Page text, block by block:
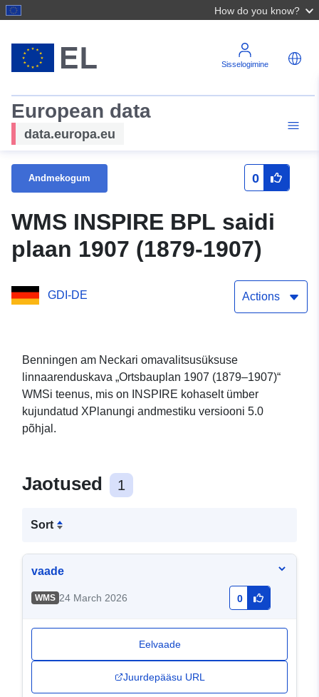
How do you know?
Sisselogimine
European data
data.europa.eu
Andmekogum 0
WMS INSPIRE BPL saidi
plaan 1907 (1879-1907)
GDI-DE Actions
Benningen am Neckari omavalitsusüksuse
linnaarenduskava „Ortsbauplan 1907 (1879–1907)“
WMSi teenus, mis on INSPIRE kohaselt ümber
kujundatud XPlanungi andmestiku versiooni 5.0
põhjal.
Jaotused 1
Sort
vaade
WMS 24 March 2026 0
Eelvaade
Juurdepääsu URL